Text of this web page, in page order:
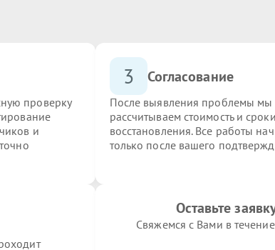
проверку
и
3 Согласование
После выявления проблемы мы
рассчитываем стоимость и сроки
восстановления. Все работы
только после вашего
Оставьте
Свяжемся с Вами в